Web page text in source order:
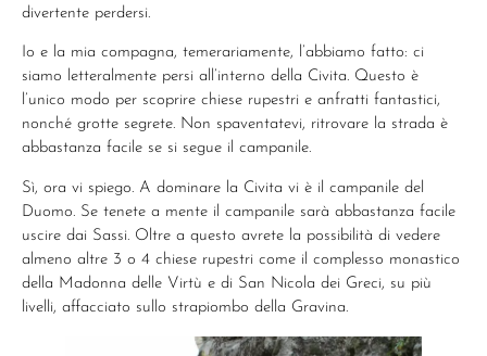
divertente perdersi.
Io e la mia compagna, temerariamente, l’abbiamo fatto: ci
siamo letteralmente persi all’interno della Civita. Questo è
l’unico modo per scoprire chiese rupestri e anfratti fantastici,
nonché grotte segrete. Non spaventatevi, ritrovare la strada è
abbastanza facile se si segue il campanile.
Sì, ora vi spiego. A dominare la Civita vi è il campanile del
Duomo. Se tenete a mente il campanile sarà abbastanza facile
uscire dai Sassi. Oltre a questo avrete la possibilità di vedere
almeno altre 3 o 4 chiese rupestri come il complesso monastico
della Madonna delle Virtù e di San Nicola dei Greci, su più
livelli, affacciato sullo strapiombo della Gravina.